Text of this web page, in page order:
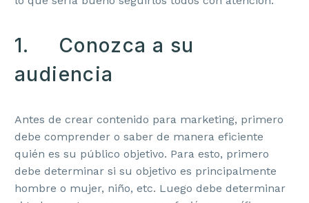
1. Conozca a su
audiencia
Antes de crear contenido para marketing, primero
debe comprender o saber de manera eficiente
quién es su público objetivo. Para esto, primero
debe determinar si su objetivo es principalmente
hombre o mujer, niño, etc. Luego debe determinar